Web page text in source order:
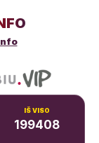
IŠ VISO
199408